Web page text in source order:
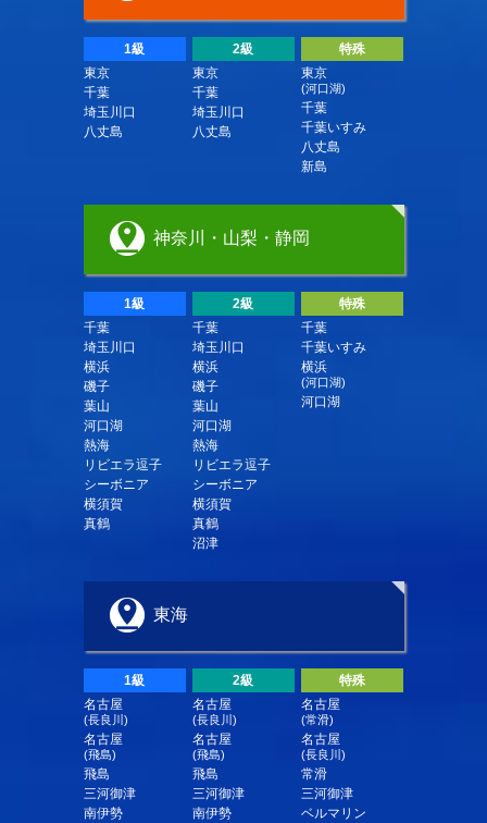
1級
東京
千葉
埼玉川口
八丈島
2級
東京
千葉
埼玉川口
八丈島
特殊
東京
(河口湖)
千葉
千葉いすみ
八丈島
新島
神奈川・山梨・静岡
1級
千葉
埼玉川口
横浜
磯子
葉山
河口湖
熱海
リビエラ逗子
シーボニア
横須賀
真鶴
2級
千葉
埼玉川口
横浜
磯子
葉山
河口湖
熱海
リビエラ逗子
シーボニア
横須賀
真鶴
沼津
特殊
千葉
千葉いすみ
横浜
(河口湖)
河口湖
東海
1級
名古屋
(長良川)
名古屋
(飛島)
飛島
三河御津
南伊勢
2級
名古屋
(長良川)
名古屋
(飛島)
飛島
三河御津
南伊勢
特殊
名古屋
(常滑)
名古屋
(長良川)
常滑
三河御津
ベルマリン